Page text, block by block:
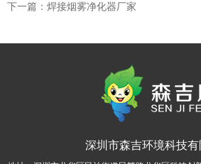
下一篇： 焊接烟雾净化器厂家
深圳市森吉环境科技有